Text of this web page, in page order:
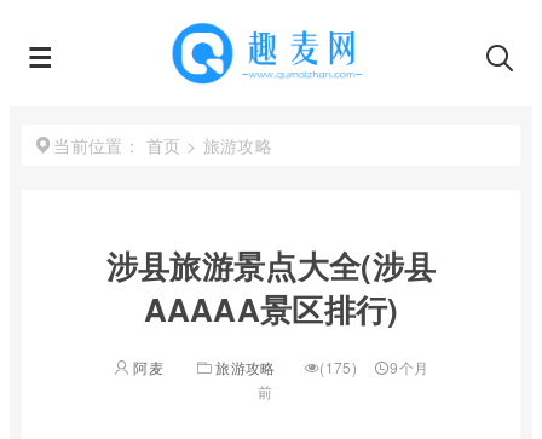
当前位置： 首页 > 旅游攻略
涉县旅游景点大全(涉县
AAAAA景区排行)
阿麦 旅游攻略 (175)
9个月
前